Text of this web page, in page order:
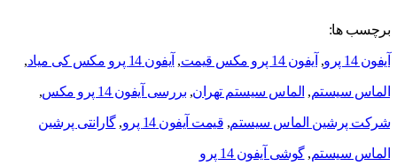
برچسب ها:
آیفون 14 پرو , آیفون 14 پرو مکس قیمت , آیفون 14 پرو مکس کی میاد ,
الماس سیستم, الماس سیستم تهران, بررسی آیفون 14 پرو مکس ,
شرکت پرشین الماس سیستم, قیمت آیفون 14 پرو ,گارانتی پرشین
الماس سیستم,گوشی آیفون 14 پرو